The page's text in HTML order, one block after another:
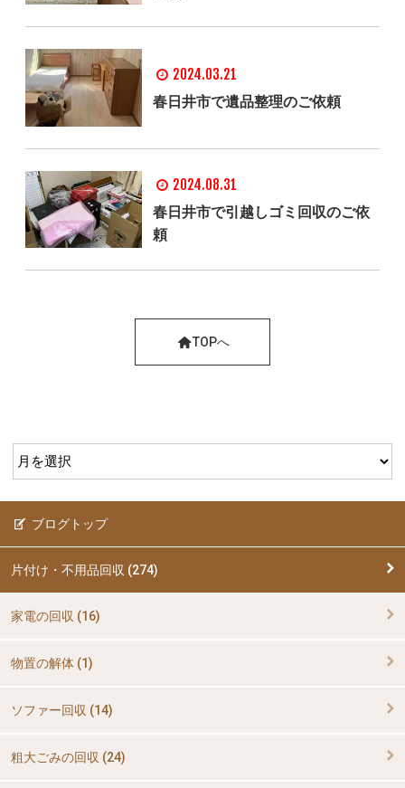
2024.03.21
春日井市で遺品整理のご依頼
2024.08.31
春日井市で引越しゴミ回収のご依
頼
TOPへ
ブログトップ
片付け・不用品回収 (274)
家電の回収 (16)
物置の解体 (1)
ソファー回収 (14)
粗大ごみの回収 (24)